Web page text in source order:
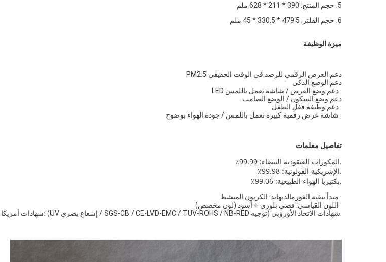
5. حجم المنتج: 390 * 211 * 628 ملم
6. حجم الفلتر: 479.5 * 330.5 * 45 ملم
ميزة الوظيفة
دعم العرض الرقمي للرصد في الوقت الحقيقي PM2.5
دعم الوضع الذكي
· دعم وضع العرض / شاشة تعمل باللمس LED
دعم وضع السكون / الوضع الصامت
· دعم وظيفة قفل الطفل
· شاشة عرض رقمية كبيرة تعمل باللمس / جودة الهواء بوضوح
تفاصيل معلمات
.المكورات العنقودية البيضاء: 99.99٪
.الإشريكية القولونية: 99.98٪
.بكتيريا الهواء الطبيعية: 99.06٪
· مبدأ تنقية الفورمالديهايد: الكربون المنشط
· اللون القياسي: فضي بلوري + أسود (لون مخصص)
.شهادات الاتحاد الأوروبي (توجيه SGS-CB / CE-LVD-EMC / TUV-ROHS / NB-RED / إشعاع بصري UV) ؛شهادات أمريكا الشمالية (ETL + اختبار الأوزون CETL / ITS)